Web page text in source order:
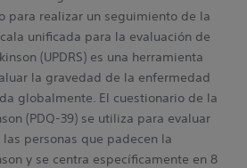
para realizar un seguimiento de la
unificada para la evaluación de
(UPDRS) es una herramienta
la gravedad de la enfermedad
globalmente. El cuestionario de la
(PDQ-39) se utiliza para evaluar
personas que padecen la
y se centra específicamente en 8